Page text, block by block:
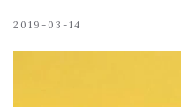
2019-03-14